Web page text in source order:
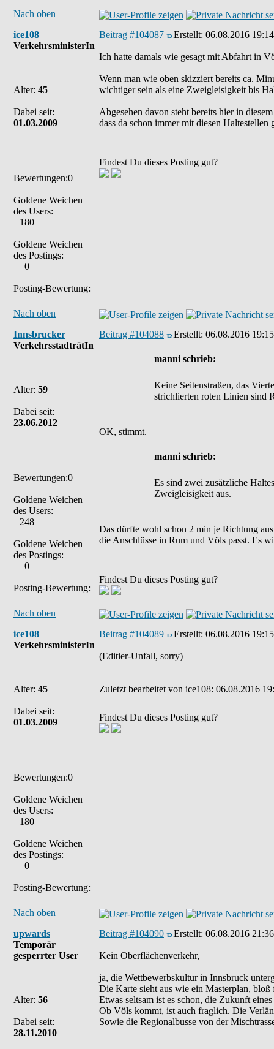
Nach oben
ice108
VerkehrsministerIn
Alter: 45
Dabei seit:
01.03.2009
Bewertungen:0
Goldene Weichen
des Users:
180
Goldene Weichen
des Postings:
0
Posting-Bewertung:
Beitrag #104087 Erstellt: 06.08.2016 19:14
Ich hatte damals wie gesagt mit Abfahrt in
Wenn man wie oben skizziert bereits ca.
wichtiger sein als eine Zweigleisigkeit bis
Abgesehen davon steht bereits hier in
dass da schon immer mit diesen Haltestellen
Findest Du dieses Posting gut?
Nach oben
Innsbrucker
VerkehrsstadträtIn
Alter: 59
Dabei seit:
23.06.2012
Bewertungen:0
Goldene Weichen
des Users:
248
Goldene Weichen
des Postings:
0
Posting-Bewertung:
Beitrag #104088 Erstellt: 06.08.2016 19:15
manni schrieb:
Keine Seitenstraßen, das
strichlierten roten Linien sind
OK, stimmt.
manni schrieb:
Es sind zwei zusätzliche
Zweigleisigkeit aus.
Das dürfte wohl schon 2 min je Richtung
die Anschlüsse in Rum und Völs passt. Es
Findest Du dieses Posting gut?
Nach oben
ice108
VerkehrsministerIn
Alter: 45
Dabei seit:
01.03.2009
Bewertungen:0
Goldene Weichen
des Users:
180
Goldene Weichen
des Postings:
0
Posting-Bewertung:
Beitrag #104089 Erstellt: 06.08.2016 19:15
(Editier-Unfall, sorry)
Zuletzt bearbeitet von ice108: 06.08.2016
Findest Du dieses Posting gut?
Nach oben
upwards
Temporär
gesperrter User
Alter: 56
Dabei seit:
28.11.2010
Beitrag #104090 Erstellt: 06.08.2016 21:36
Kein Oberflächenverkehr,
ja, die Wettbewerbskultur in Innsbruck
Die Karte sieht aus wie ein Masterplan,
Etwas seltsam ist es schon, die Zukunft
Ob Völs kommt, ist auch fraglich. Die
Sowie die Regionalbusse von der